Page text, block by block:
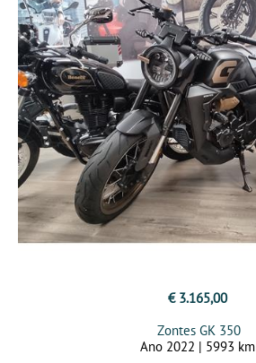
€ 3.165,00
Zontes GK 350
Ano 2022 | 5993 km